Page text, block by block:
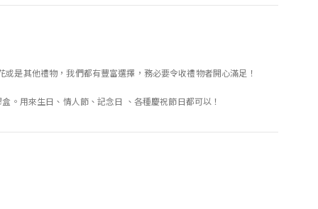
是其他禮物，我們都有豐富選擇，務必要令收禮物者開心滿足！
。用來生日、情人節、記念日 、各種慶祝節日都可以！